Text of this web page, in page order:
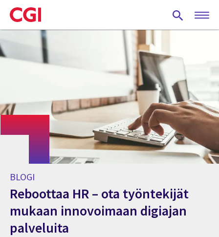
Skip
to
main
BLOGI
Reboottaa HR – ota työntekijät
mukaan innovoimaan digiajan
palveluita